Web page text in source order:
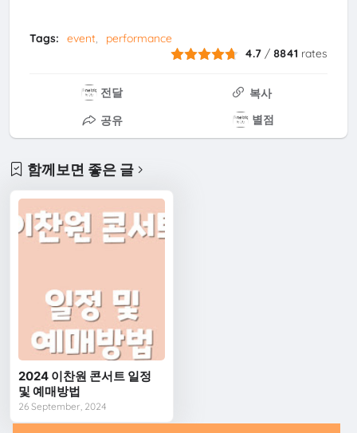
Tags: event
performance
4.7 / 8841 rates
전달
복사
공유
별점
함께보면 좋은 글
2024 이찬원 콘서트 일정
및 예매방법
26 September, 2024